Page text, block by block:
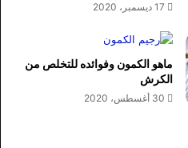
17 ديسمبر، 2020
ماهو الكمون وفوائده للتخلص من
الكرش
30 أغسطس، 2020